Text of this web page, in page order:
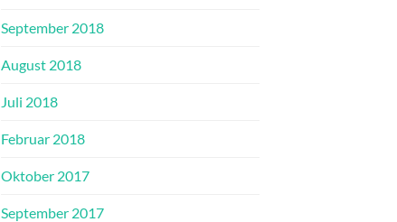
September 2018
August 2018
Juli 2018
Februar 2018
Oktober 2017
September 2017